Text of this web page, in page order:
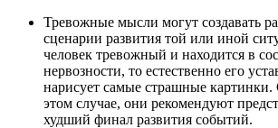
Тревожные мысли могут создавать
сценарии развития той или иной
человек тревожный и находится в
нервозности, то естественно его
нарисует самые страшные
этом случае, они рекомендуют
худший финал развития событий.